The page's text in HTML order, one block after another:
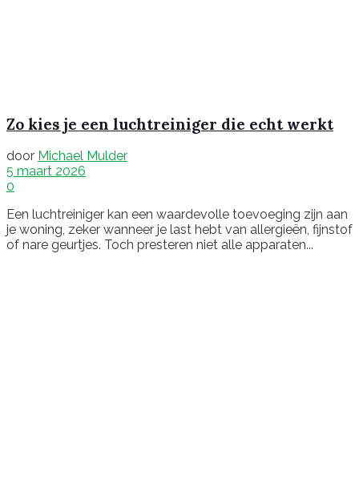
Zo kies je een luchtreiniger die echt werkt
door Michael Mulder
5 maart 2026
0
Een luchtreiniger kan een waardevolle toevoeging zijn aan
je woning, zeker wanneer je last hebt van allergieën, fijnstof
of nare geurtjes. Toch presteren niet alle apparaten...